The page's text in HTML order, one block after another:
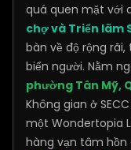
quá quen mặt với
chợ và Triển lãm
bàn về độ rộng
biển người. Nằm
phường Tân Mỹ,
Không gian ở
một Wondertopia
hàng vạn tâm hồn